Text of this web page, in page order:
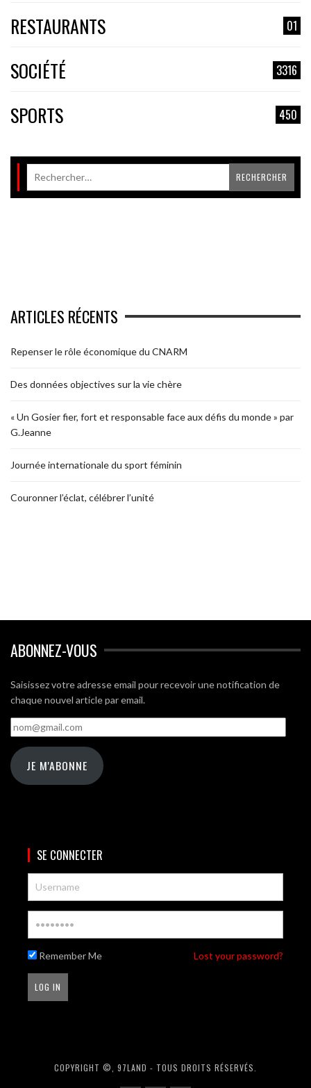
RESTAURANTS 01
SOCIÉTÉ 3316
SPORTS 450
ARTICLES RÉCENTS
Repenser le rôle économique du CNARM
Des données objectives sur la vie chère
« Un Gosier fier, fort et responsable face aux défis du monde » par
G.Jeanne
Journée internationale du sport féminin
Couronner l’éclat, célébrer l’unité
ABONNEZ-VOUS
Saisissez votre adresse email pour recevoir une notification de
chaque nouvel article par email.
nom@gmail.com
JE M'ABONNE
SE CONNECTER
Remember Me Lost your password?
COPYRIGHT ©, 97LAND - TOUS DROITS RÉSERVÉS.